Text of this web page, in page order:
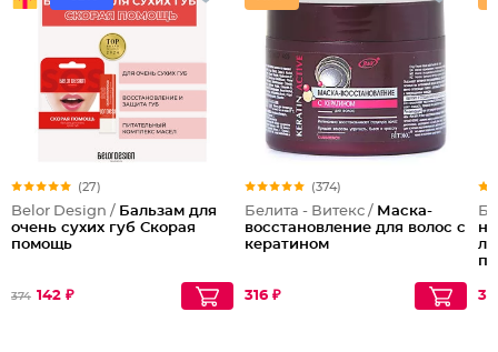
(27)
Belor Design / Бальзам для
очень сухих губ Скорая
помощь
374 142 ₽
(374)
Белита - Витекс / Маска-
восстановление для волос с
кератином
316 ₽